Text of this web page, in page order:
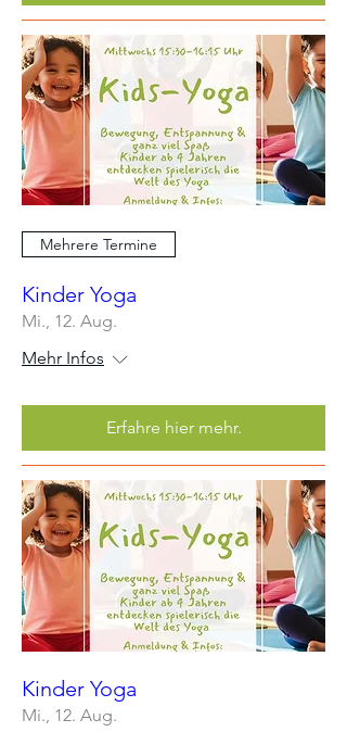
Mehrere Termine
Kinder Yoga
Mi., 12. Aug.
Mehr Infos
Erfahre hier mehr.
Kinder Yoga
Mi., 12. Aug.